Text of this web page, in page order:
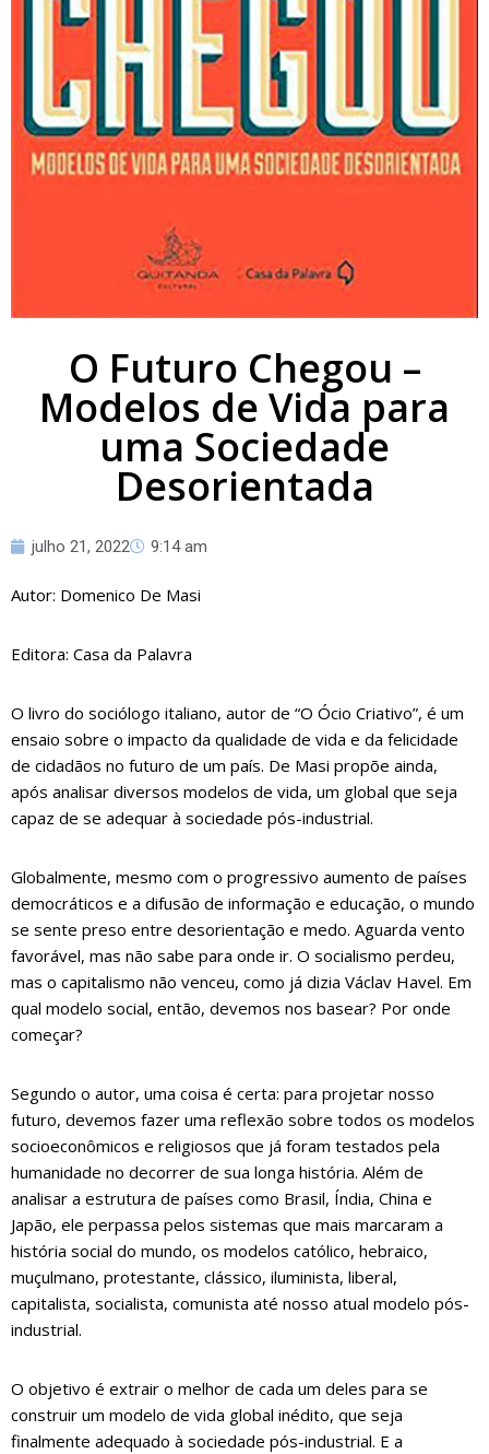
O Futuro Chegou –
Modelos de Vida para
uma Sociedade
Desorientada
julho 21, 2022 9:14 am
Autor: Domenico De Masi
Editora: Casa da Palavra
O livro do sociólogo italiano, autor de “O Ócio Criativo”, é um
ensaio sobre o impacto da qualidade de vida e da felicidade
de cidadãos no futuro de um país. De Masi propõe ainda,
após analisar diversos modelos de vida, um global que seja
capaz de se adequar à sociedade pós-industrial.
Globalmente, mesmo com o progressivo aumento de países
democráticos e a difusão de informação e educação, o mundo
se sente preso entre desorientação e medo. Aguarda vento
favorável, mas não sabe para onde ir. O socialismo perdeu,
mas o capitalismo não venceu, como já dizia Václav Havel. Em
qual modelo social, então, devemos nos basear? Por onde
começar?
Segundo o autor, uma coisa é certa: para projetar nosso
futuro, devemos fazer uma reflexão sobre todos os modelos
socioeconômicos e religiosos que já foram testados pela
humanidade no decorrer de sua longa história. Além de
analisar a estrutura de países como Brasil, Índia, China e
Japão, ele perpassa pelos sistemas que mais marcaram a
história social do mundo, os modelos católico, hebraico,
muçulmano, protestante, clássico, iluminista, liberal,
capitalista, socialista, comunista até nosso atual modelo pós-
industrial.
O objetivo é extrair o melhor de cada um deles para se
construir um modelo de vida global inédito, que seja
finalmente adequado à sociedade pós-industrial. E a